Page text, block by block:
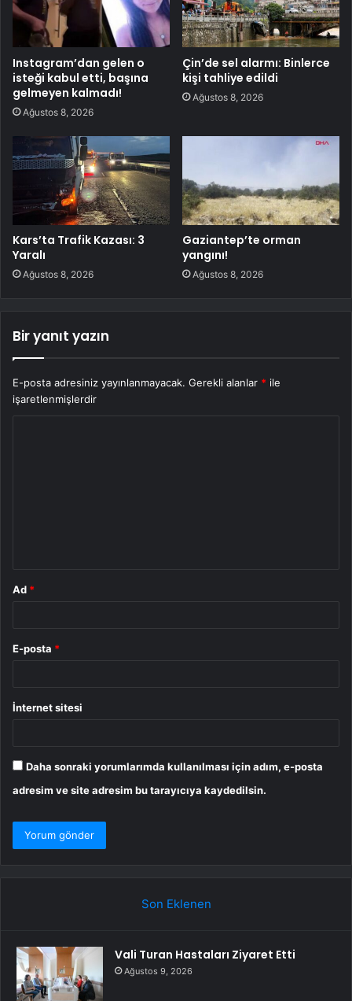
Instagram’dan gelen o
isteği kabul etti, başına
gelmeyen kalmadı!
Ağustos 8, 2026
Çin’de sel alarmı: Binlerce
kişi tahliye edildi
Ağustos 8, 2026
Kars’ta Trafik Kazası: 3
Yaralı
Ağustos 8, 2026
Gaziantep’te orman
yangını!
Ağustos 8, 2026
Bir yanıt yazın
E-posta adresiniz yayınlanmayacak. Gerekli alanlar * ile
işaretlenmişlerdir
Ad *
E-posta *
İnternet sitesi
Daha sonraki yorumlarımda kullanılması için adım, e-posta
adresim ve site adresim bu tarayıcıya kaydedilsin.
Son Eklenen
Vali Turan Hastaları Ziyaret Etti
Ağustos 9, 2026